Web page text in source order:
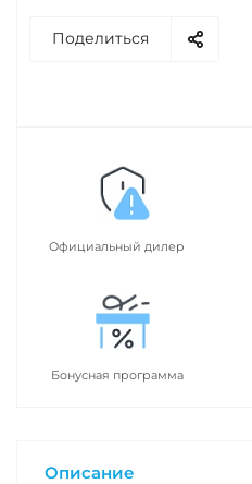
Поделиться
Официальный дилер
Бонусная программа
Описание